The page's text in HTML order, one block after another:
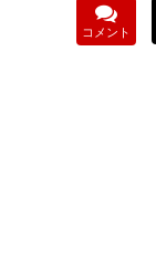
コメント